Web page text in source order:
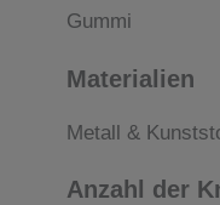
Gummi
Materialien
Metall &
Anzahl der